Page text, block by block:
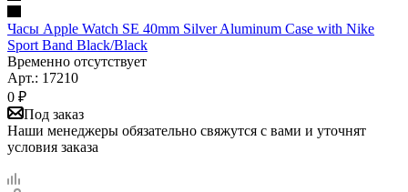
Часы Apple Watch SE 40mm Silver Aluminum Case with Nike
Sport Band Black/Black
Временно отсутствует
Арт.: 17210
0 ₽
Под заказ
Наши менеджеры обязательно свяжутся с вами и уточнят
условия заказа